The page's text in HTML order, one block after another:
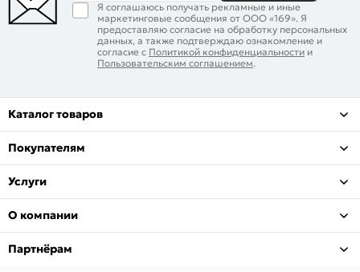
Я соглашаюсь получать рекламные и иные
маркетинговые сообщения от ООО «169». Я
предоставляю согласие на обработку персональных
данных, а также подтверждаю ознакомление и
согласие с Политикой конфиденциальности и
Пользовательским соглашением.
Каталог товаров
Покупателям
Услуги
О компании
Партнёрам